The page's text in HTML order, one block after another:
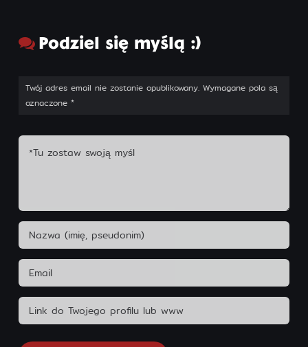
Podziel się myślą :)
Twój adres email nie zostanie opublikowany. Wymagane pola są
oznaczone *